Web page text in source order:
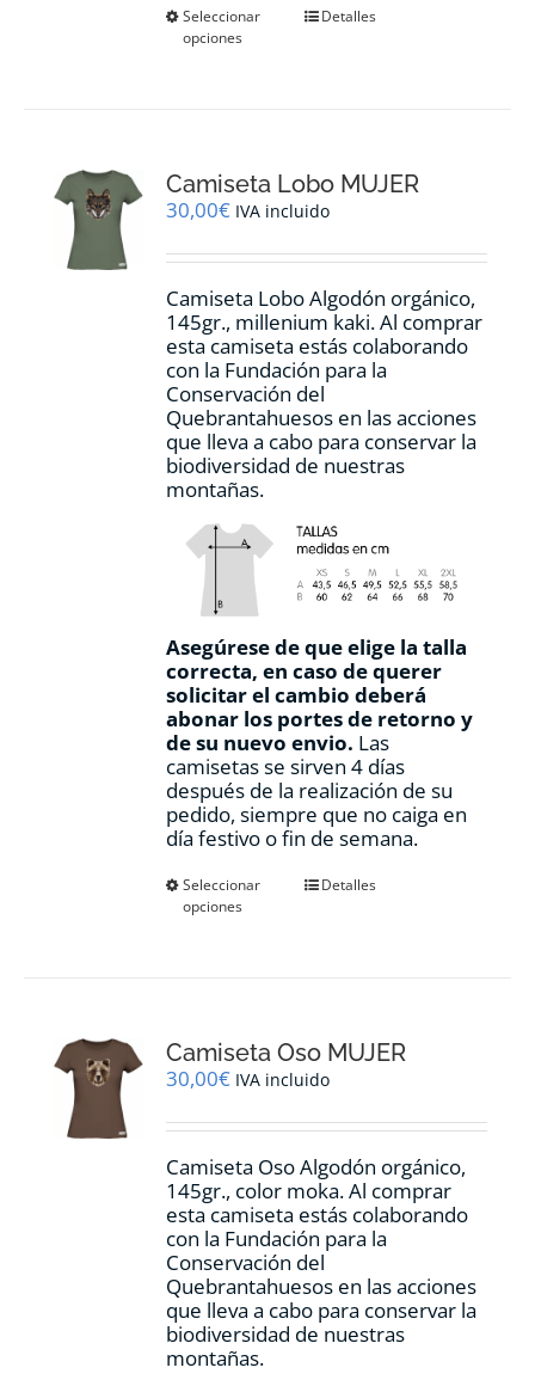
Seleccionar
opciones
Este
se
pueden
en
página
de
producto
Detalles
Camiseta Lobo MUJER
30,00€ IVA incluido
Camiseta Lobo Algodón orgánico,
145gr., millenium kaki. Al comprar
esta camiseta estás colaborando
con la Fundación para la
Conservación del
Quebrantahuesos en las acciones
que lleva a cabo para conservar la
biodiversidad de nuestras
montañas.
Asegúrese de que elige la talla
correcta, en caso de querer
solicitar el cambio deberá
abonar los portes de retorno y
de su nuevo envio. Las
camisetas se sirven 4 días
después de la realización de su
pedido, siempre que no caiga en
día festivo o fin de semana.
Seleccionar
opciones
Este
se
pueden
en
página
de
producto
Detalles
Camiseta Oso MUJER
30,00€ IVA incluido
Camiseta Oso Algodón orgánico,
145gr., color moka. Al comprar
esta camiseta estás colaborando
con la Fundación para la
Conservación del
Quebrantahuesos en las acciones
que lleva a cabo para conservar la
biodiversidad de nuestras
montañas.